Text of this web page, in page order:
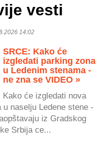
vesti
14:02
SRCE: Kako će
izgledati parking zona
u Ledenim stenama -
ne zna se VIDEO »
Kako će izgledati nova
u naselju Ledene stene -
iz Gradskog
Srbija ce...